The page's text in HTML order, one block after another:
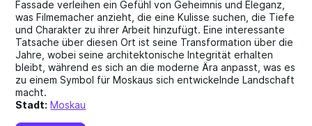
Fassade verleihen ein Gefühl von Geheimnis und Eleganz,
was Filmemacher anzieht, die eine Kulisse suchen, die Tiefe
und Charakter zu ihrer Arbeit hinzufügt. Eine interessante
Tatsache über diesen Ort ist seine Transformation über die
Jahre, wobei seine architektonische Integrität erhalten
bleibt, während es sich an die moderne Ära anpasst, was es
zu einem Symbol für Moskaus sich entwickelnde Landschaft
macht.
Stadt: Moskau